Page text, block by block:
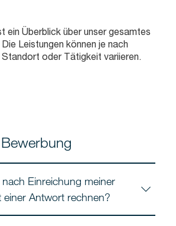
ein Überblick über unser gesamtes
Leistungen können je nach
oder Tätigkeit variieren.
Einreichung meiner
einer Antwort rechnen?